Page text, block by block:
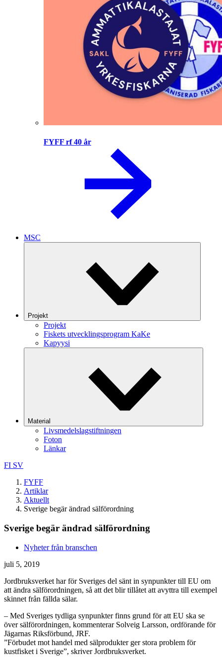
FYFF rf 40 år
MSC
Projekt
Projekt
Fiskets utvecklingsprogram KaKe
Kapyysi
Material
Livsmedelslagstiftningen
Foton
Länkar
FI SV
FYFF
Artiklar
Aktuellt
Sverige begär ändrad sälförordning
Sverige begär ändrad sälförordning
Nyheter från branschen
juli 5, 2019
Jordbruksverket har för Sveriges del sänt in synpunkter till EU om
att ändra sälförordningen, så att det blir tillåtet att avyttra till exempel
skinnet från fällda sälar.
– Med Sveriges tydliga synpunkter finns grund för att EU ska se
över sälförordningen, kommenterar Solveig Larsson, ordförande för
Jägarnas Riksförbund, JRF.
”Förbudet mot handel med sälprodukter ger stora problem för
kustfisket i Sverige”, skriver Jordbruksverket.